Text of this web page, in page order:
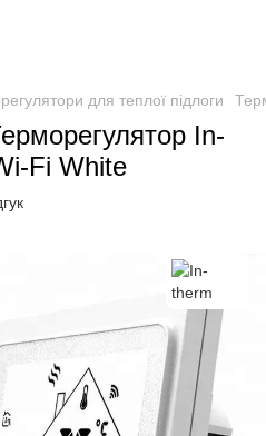
для теплої підлоги
In-
Fi White